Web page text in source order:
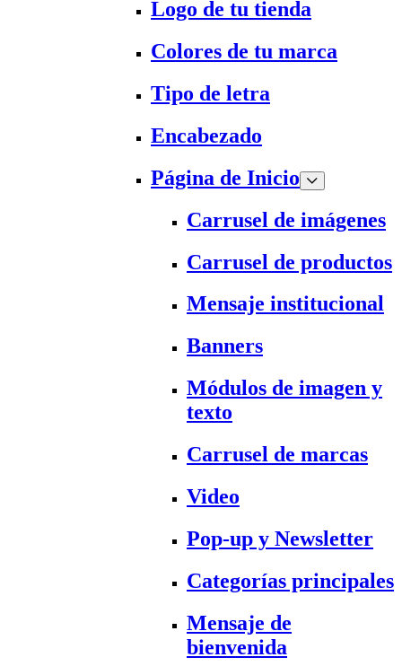
Logo de tu tienda
Colores de tu marca
Tipo de letra
Encabezado
Página de Inicio
Carrusel de imágenes
Carrusel de productos
Mensaje institucional
Banners
Módulos de imagen y
texto
Carrusel de marcas
Video
Pop-up y Newsletter
Categorías principales
Mensaje de
bienvenida